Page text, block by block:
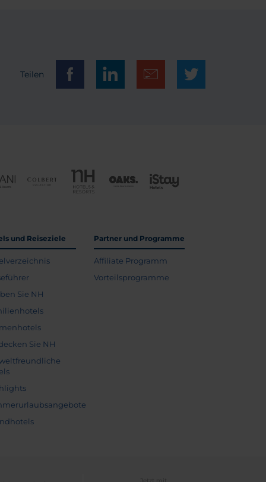
Teilen
und Reiseziele
Sie NH
Sie NH
Partner und Programme
Affiliate Programm
Vorteilsprogramme